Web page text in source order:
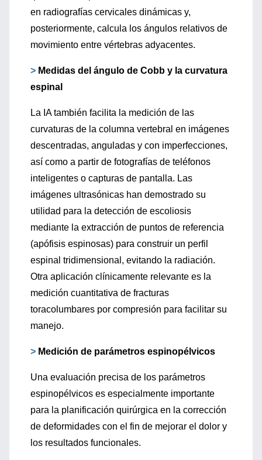
en radiografías cervicales dinámicas y,
posteriormente, calcula los ángulos relativos de
movimiento entre vértebras adyacentes.
> Medidas del ángulo de Cobb y la curvatura
espinal
La IA también facilita la medición de las
curvaturas de la columna vertebral en imágenes
descentradas, anguladas y con imperfecciones,
así como a partir de fotografías de teléfonos
inteligentes o capturas de pantalla. Las
imágenes ultrasónicas han demostrado su
utilidad para la detección de escoliosis
mediante la extracción de puntos de referencia
(apófisis espinosas) para construir un perfil
espinal tridimensional, evitando la radiación.
Otra aplicación clínicamente relevante es la
medición cuantitativa de fracturas
toracolumbares por compresión para facilitar su
manejo.
> Medición de parámetros espinopélvicos
Una evaluación precisa de los parámetros
espinopélvicos es especialmente importante
para la planificación quirúrgica en la corrección
de deformidades con el fin de mejorar el dolor y
los resultados funcionales.